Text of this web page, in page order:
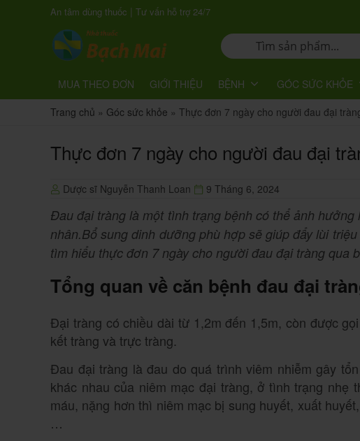
An tâm dùng thuốc | Tư vấn hỗ trợ 24/7
MUA THEO ĐƠN GIỚI THIỆU BỆNH GÓC SỨC KHỎE
Trang chủ » Góc sức khỏe » Thực đơn 7 ngày cho người đau đại
Thực đơn 7 ngày cho người đau đại
Dược sĩ Nguyễn Thanh Loan 9 Tháng 6, 2024
Đau đại tràng là một tình trạng bệnh có thể ảnh
nhân.Bổ sung dinh dưỡng phù hợp sẽ giúp đẩy lùi
tìm hiểu thực đơn 7 ngày cho người đau đại tràng qua
Tổng quan về căn bệnh đau đại
Đại tràng có chiều dài từ 1,2m đến 1,5m, còn được
kết tràng và trực tràng.
Đau đại tràng là đau do quá trình viêm nhiễm gây
khác nhau của niêm mạc đại tràng, ở tình trạng nhẹ
máu, nặng hơn thì niêm mạc bị sung huyết, xuất
…